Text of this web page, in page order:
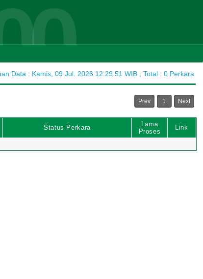
Data : Kamis, 09 Jul. 2026 12:29:51 WIB , Total : 0 Perkara
Prev 1 Next
Status Perkara
Lama
Proses
Link